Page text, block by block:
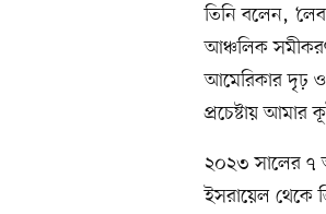
তিনি বলেন,
আঞ্চলিক
আমেরিকার দৃঢ় ও
প্রচেষ্টায় আমার
২০২৩ সালের ৭
ইসরায়েল থেকে